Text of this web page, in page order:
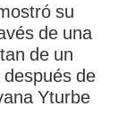
su
de una
de un
de
Yturbe